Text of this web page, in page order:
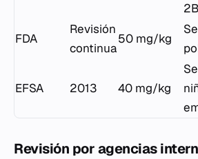
FDA
Revisión
continua
50 mg/kg
EFSA 2013 40 mg/kg
Revisión por agencias